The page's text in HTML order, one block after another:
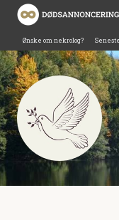
Ønske om nekrolog?